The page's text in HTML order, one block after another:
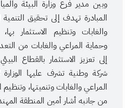
وبين مدير فرع وزارة البيئة
المبادرة تهدف إلى تحقيق
والغابات وتنظيم الاستثمار
وحماية المراعي والغابات من
إلى تعزيز الاستثمار بالقطاع
شركة وطنية تشرف عليها
المراعي والغابات وتنميتها، وتنظيم
من جانبه أشار أمين المنطقة